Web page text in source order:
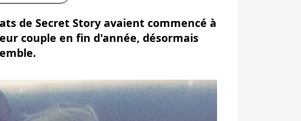
de Secret Story avaient commencé à
couple en fin d'année, désormais